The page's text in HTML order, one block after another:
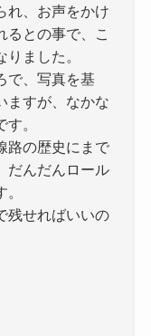
れ、お声をかけ
るとの事で、こ
ました。
で、写真を基
ますが、なかな
。
路の歴史にまで
だんだんロール
残せればいいの